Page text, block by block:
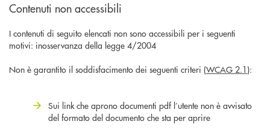
Contenuti non accessibili
I contenuti di seguito elencati non sono accessibili per i seguenti
motivi: inosservanza della legge 4/2004
Non è garantito il soddisfacimento dei seguenti criteri (WCAG 2.1 ):
Sui link che aprono documenti pdf l’utente non è avvisato
del formato del documento che sta per aprire